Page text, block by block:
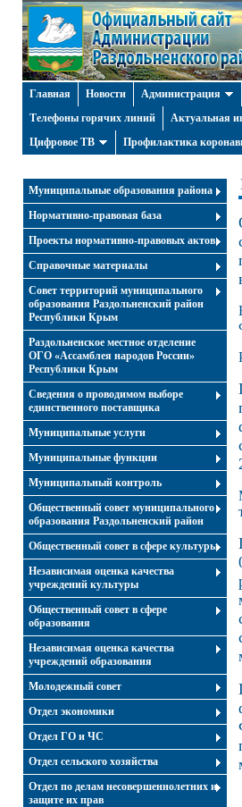
Главная Новости Администрация
Телефоны горячих линий
Актуальная
Цифровое ТВ
Профилактика
Муниципальные образования района
Нормативно-правовая база
Проекты нормативно-правовых актов
Справочные материалы
Совет территорий муниципального
образования Раздольненский район
Республики Крым
Раздольненское местное отделение
ОГО «Ассамблея народов России»
Республики Крым
Cведения о проводимом выборе
единственного поставщика
Муниципальные услуги
Муниципальные функции
Муниципальный контроль
Общественный совет муниципального
образования Раздольненский район
Общественный совет в сфере культуры
Независимая оценка качества
учреждений культуры
Общественный совет в сфере
образования
Независимая оценка качества
учреждений образования
Молодежный совет
Отдел экономики
Отдел ГО и ЧС
Отдел сельского хозяйства
Отдел по делам несовершеннолетних и
защите их прав